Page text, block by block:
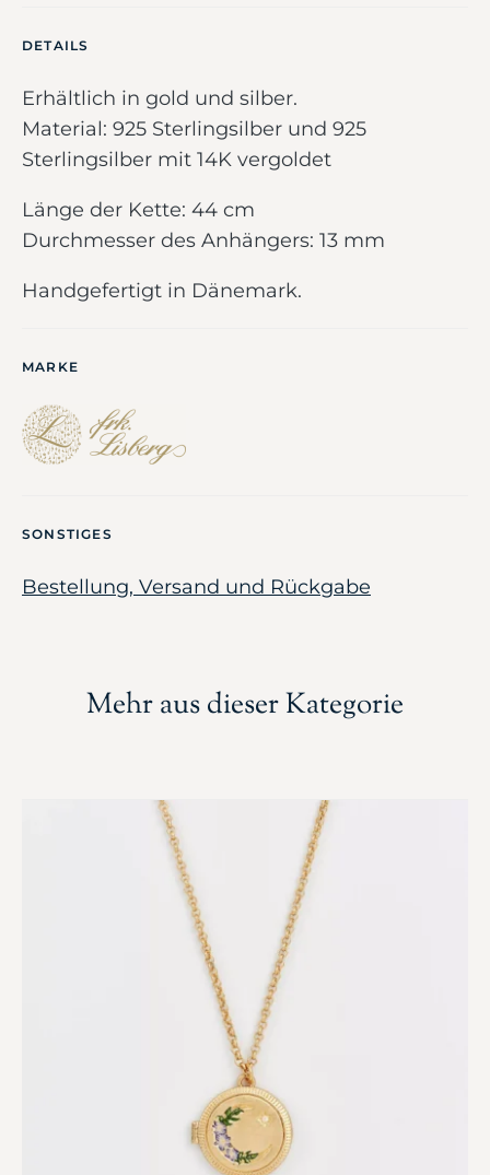
DETAILS
Erhältlich in gold und silber.
Material: 925 Sterlingsilber und 925
Sterlingsilber mit 14K vergoldet
Länge der Kette: 44 cm
Durchmesser des Anhängers: 13 mm
Handgefertigt in Dänemark.
MARKE
SONSTIGES
Bestellung, Versand und Rückgabe
Mehr aus dieser Kategorie